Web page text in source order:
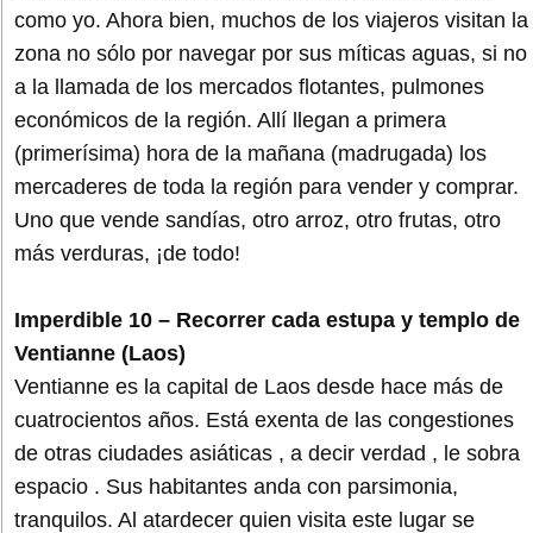
como yo. Ahora bien, muchos de los viajeros visitan la
zona no sólo por navegar por sus míticas aguas, si no
a la llamada de los mercados flotantes, pulmones
económicos de la región. Allí llegan a primera
(primerísima) hora de la mañana (madrugada) los
mercaderes de toda la región para vender y comprar.
Uno que vende sandías, otro arroz, otro frutas, otro
más verduras, ¡de todo!
Imperdible 10 – Recorrer cada estupa y templo de
Ventianne (Laos)
Ventianne es la capital de Laos desde hace más de
cuatrocientos años. Está exenta de las congestiones
de otras ciudades asiáticas , a decir verdad , le sobra
espacio . Sus habitantes anda con parsimonia,
tranquilos. Al atardecer quien visita este lugar se